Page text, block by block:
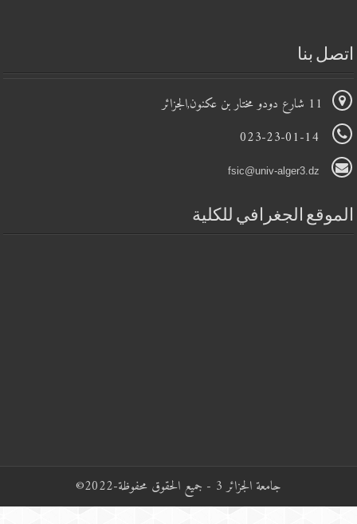
بنا
11 شارع دودو مختار بن عكنون,الجزائر
023-23-01-14
الجغرافي للكلية
جامعة الجزائر 3 - جميع الحقوق محفوظة-2022©